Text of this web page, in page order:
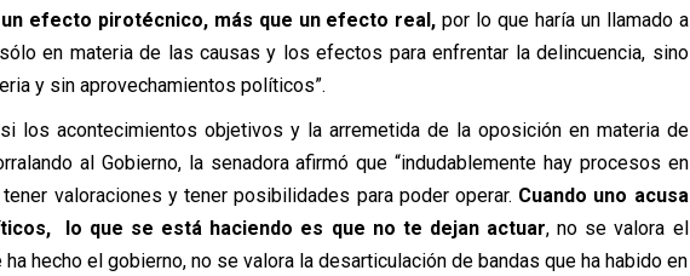
efecto pirotécnico, más que un efecto real, por lo que haría un llamado a
en materia de las causas y los efectos para enfrentar la delincuencia, sino
y sin aprovechamientos políticos”.
los acontecimientos objetivos y la arremetida de la oposición en materia de
al Gobierno, la senadora afirmó que “indudablemente hay procesos en
valoraciones y tener posibilidades para poder operar. Cuando uno acusa
lo que se está haciendo es que no te dejan actuar, no se valora el
hecho el gobierno, no se valora la desarticulación de bandas que ha habido en